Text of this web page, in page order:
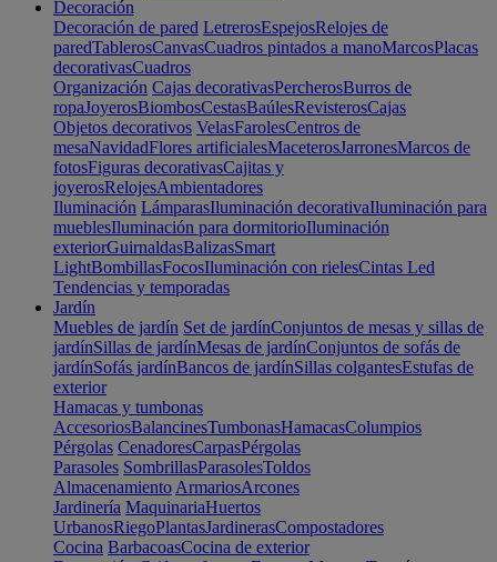
Decoración
Decoración de pared LetrerosEspejosRelojes de
paredTablerosCanvasCuadros pintados a manoMarcosPlacas
decorativasCuadros
Organización Cajas decorativasPercherosBurros de
ropaJoyerosBiombosCestasBaúlesRevisterosCajas
Objetos decorativos VelasFarolesCentros de
mesaNavidadFlores artificialesMaceterosJarronesMarcos de
fotosFiguras decorativasCajitas y
joyerosRelojesAmbientadores
Iluminación LámparasIluminación decorativaIluminación para
mueblesIluminación para dormitorioIluminación
exteriorGuirnaldasBalizasSmart
LightBombillasFocosIluminación con rielesCintas Led
Tendencias y temporadas
Jardín
Muebles de jardín Set de jardínConjuntos de mesas y sillas de
jardínSillas de jardínMesas de jardínConjuntos de sofás de
jardínSofás jardínBancos de jardínSillas colgantesEstufas de
exterior
Hamacas y tumbonas
AccesoriosBalancinesTumbonasHamacasColumpios
Pérgolas CenadoresCarpasPérgolas
Parasoles SombrillasParasolesToldos
Almacenamiento ArmariosArcones
Jardinería MaquinariaHuertos
UrbanosRiegoPlantasJardinerasCompostadores
Cocina BarbacoasCocina de exterior